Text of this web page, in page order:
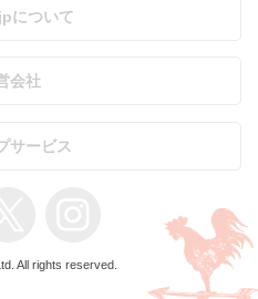
について
会社
サービス
All rights reserved.